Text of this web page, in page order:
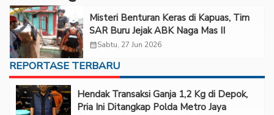
Misteri Benturan Keras di Kapuas, Tim
SAR Buru Jejak ABK Naga Mas II
calendar_monthSabtu, 27 Jun 2026
REPORTASE TERBARU
Hendak Transaksi Ganja 1,2 Kg di Depok,
Pria Ini Ditangkap Polda Metro Jaya